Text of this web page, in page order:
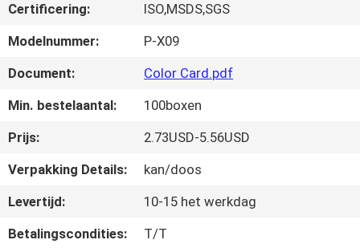
FABRIEKSREIS
KWALITEITSCONTROLE
CONTACTEER
ONS
NIEUWS
Certificering:
ISO,MSDS,SGS
Modelnummer:
P-X09
Document:
Color Card.pdf
Min. bestelaantal:
100boxen
Prijs:
2.73USD-5.56USD
Verpakking Details:
kan/doos
Levertijd:
10-15 het werkdag
Betalingscondities:
T/T